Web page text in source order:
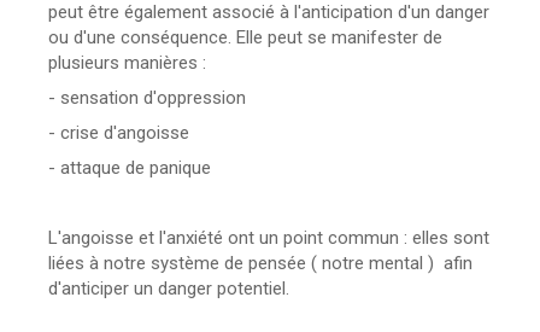
peut être également associé à l'anticipation d'un danger
ou d'une conséquence. Elle peut se manifester de
plusieurs manières :
- sensation d'oppression
- crise d'angoisse
- attaque de panique
L'angoisse et l'anxiété ont un point commun : elles sont
liées à notre système de pensée ( notre mental ) afin
d'anticiper un danger potentiel.